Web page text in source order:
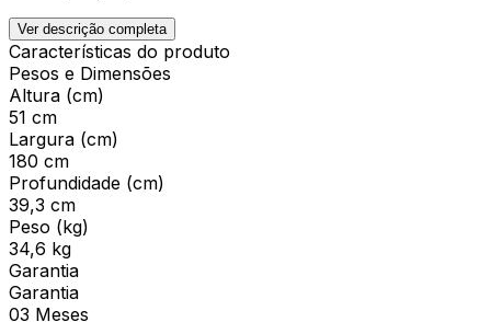
Ver descrição completa
Características do produto
Pesos e Dimensões
Altura (cm)
51 cm
Largura (cm)
180 cm
Profundidade (cm)
39,3 cm
Peso (kg)
34,6 kg
Garantia
Garantia
03 Meses